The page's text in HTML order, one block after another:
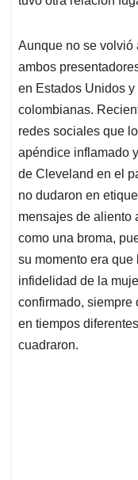
Aunque no se volvió
ambos
en Estados Unidos
colombianas.
redes sociales que
apéndice inflamado
de Cleveland en el
no dudaron en
mensajes de aliento
como una broma,
su momento era
infidelidad de la
confirmado, siempre
en tiempos
cuadraron.